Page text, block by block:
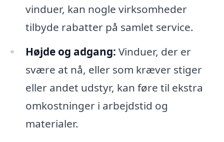
vinduer, kan nogle virksomheder
tilbyde rabatter på samlet service.
Højde og adgang: Vinduer, der er
svære at nå, eller som kræver stiger
eller andet udstyr, kan føre til ekstra
omkostninger i arbejdstid og
materialer.